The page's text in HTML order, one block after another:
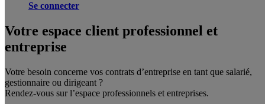
Se connecter
Votre espace client professionnel et
entreprise
Votre besoin concerne vos contrats d’entreprise en tant que salarié,
gestionnaire ou dirigeant ?
Rendez-vous sur l’espace professionnels et entreprises.